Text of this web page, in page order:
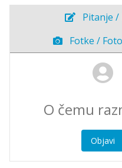
Pitanje /
Fotke /
Objavi